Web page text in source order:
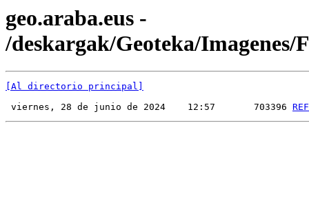
geo.araba.eus -
/deskargak/Geoteka/Imagenes/
[Al directorio principal]
viernes, 28 de junio de 2024    12:57       703396